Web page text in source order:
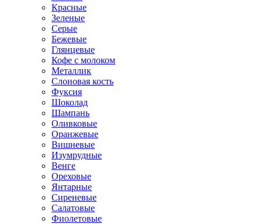
Красные
Зеленые
Серые
Бежевые
Глянцевые
Кофе с молоком
Металлик
Слоновая кость
Фуксия
Шоколад
Шампань
Оливковые
Оранжевые
Вишневые
Изумрудные
Венге
Ореховые
Янтарные
Сиреневые
Салатовые
Фиолетовые